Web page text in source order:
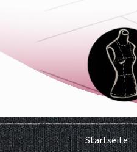
Navigation
springen
Zum
Inhalt
springen
Startseite